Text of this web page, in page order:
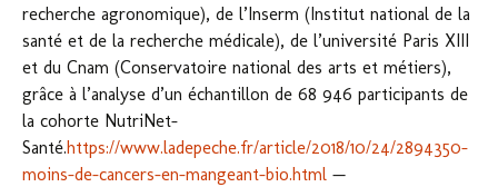
recherche agronomique), de l’Inserm (Institut national de la
santé et de la recherche médicale), de l’université Paris XIII
et du Cnam (Conservatoire national des arts et métiers),
grâce à l’analyse d’un échantillon de 68 946 participants de
la cohorte NutriNet-
Santé.https://www.ladepeche.fr/article/2018/10/24/2894350-
moins-de-cancers-en-mangeant-bio.html —